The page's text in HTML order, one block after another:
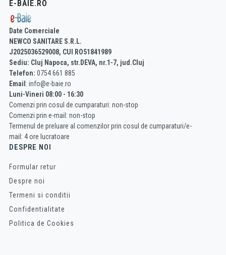
E-BAIE.RO
Date Comerciale
NEWCO SANITARE S.R.L.
J2025036529008, CUI RO51841989
Sediu: Cluj Napoca, str.DEVA, nr.1-7, jud.Cluj
Telefon: 0754 661 885
Email: info@e-baie.ro
Luni-Vineri 08:00 - 16:30
Comenzi prin cosul de cumparaturi: non-stop
Comenzi prin e-mail: non-stop
Termenul de preluare al comenzilor prin cosul de cumparaturi/e-
mail: 4 ore lucratoare
DESPRE NOI
Formular retur
Despre noi
Termeni si conditii
Confidentialitate
Politica de Cookies